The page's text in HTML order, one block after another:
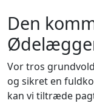
Den
Vor tros
og sikret en
kan vi tiltræde